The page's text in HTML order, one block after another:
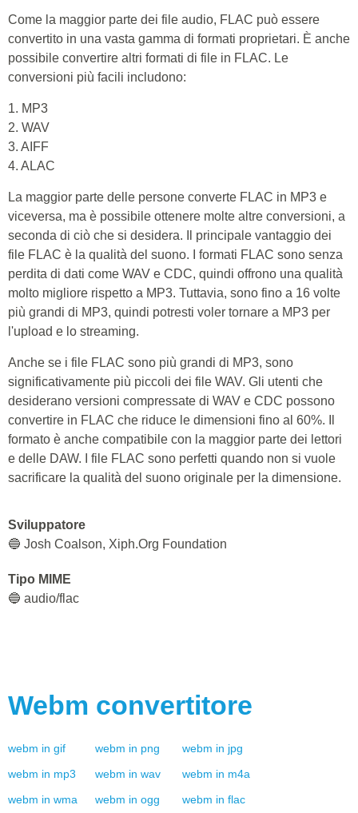
Come la maggior parte dei file audio, FLAC può essere
convertito in una vasta gamma di formati proprietari. È anche
possibile convertire altri formati di file in FLAC. Le
conversioni più facili includono:
1. MP3
2. WAV
3. AIFF
4. ALAC
La maggior parte delle persone converte FLAC in MP3 e
viceversa, ma è possibile ottenere molte altre conversioni, a
seconda di ciò che si desidera. Il principale vantaggio dei
file FLAC è la qualità del suono. I formati FLAC sono senza
perdita di dati come WAV e CDC, quindi offrono una qualità
molto migliore rispetto a MP3. Tuttavia, sono fino a 16 volte
più grandi di MP3, quindi potresti voler tornare a MP3 per
l'upload e lo streaming.
Anche se i file FLAC sono più grandi di MP3, sono
significativamente più piccoli dei file WAV. Gli utenti che
desiderano versioni compressate di WAV e CDC possono
convertire in FLAC che riduce le dimensioni fino al 60%. Il
formato è anche compatibile con la maggior parte dei lettori
e delle DAW. I file FLAC sono perfetti quando non si vuole
sacrificare la qualità del suono originale per la dimensione.
Sviluppatore
🔵 Josh Coalson, Xiph.Org Foundation
Tipo MIME
🔵 audio/flac
Webm convertitore
webm in gif webm in png webm in jpg
webm in mp3 webm in wav webm in m4a
webm in wma webm in ogg webm in flac